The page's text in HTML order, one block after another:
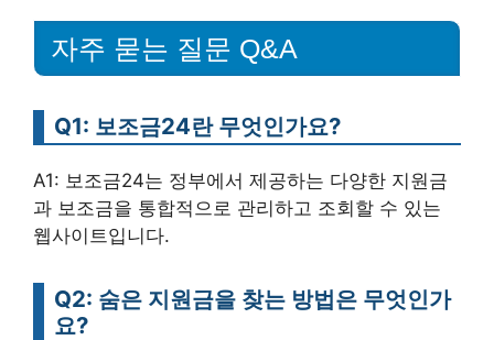
자주 묻는 질문 Q&A
Q1: 보조금24란 무엇인가요?
A1: 보조금24는 정부에서 제공하는 다양한 지원금
과 보조금을 통합적으로 관리하고 조회할 수 있는
웹사이트입니다.
Q2: 숨은 지원금을 찾는 방법은 무엇인가
요?